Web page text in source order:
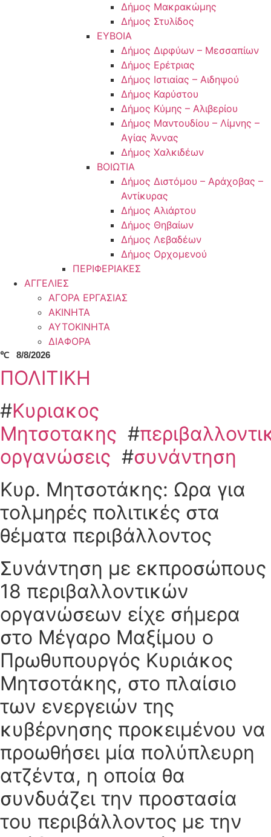
Δήμος Μακρακώμης
Δήμος Στυλίδος
ΕΥΒΟΙΑ
Δήμος Διρφύων – Μεσσαπίων
Δήμος Ερέτριας
Δήμος Ιστιαίας – Αιδηψού
Δήμος Καρύστου
Δήμος Κύμης – Αλιβερίου
Δήμος Μαντουδίου – Λίμνης –
Αγίας Άννας
Δήμος Χαλκιδέων
ΒΟΙΩΤΙΑ
Δήμος Διστόμου – Αράχοβας –
Αντίκυρας
Δήμος Αλιάρτου
Δήμος Θηβαίων
Δήμος Λεβαδέων
Δήμος Ορχομενού
ΠΕΡΙΦΕΡΙΑΚΕΣ
ΑΓΓΕΛΙΕΣ
ΑΓΟΡΑ ΕΡΓΑΣΙΑΣ
ΑΚΙΝΗΤΑ
ΑΥΤΟΚΙΝΗΤΑ
ΔΙΑΦΟΡΑ
℃ 8/8/2026
ΠΟΛΙΤΙΚΗ
#Κυριακος
Μητσοτακης #
οργανώσεις #συνάντηση
Κυρ. Μητσοτάκης: Ωρα για
τολμηρές πολιτικές στα
θέματα περιβάλλοντος
Συνάντηση με εκπροσώπους
18 περιβαλλοντικών
οργανώσεων είχε σήμερα
στο Μέγαρο Μαξίμου ο
Πρωθυπουργός Κυριάκος
Μητσοτάκης, στο πλαίσιο
των ενεργειών της
κυβέρνησης προκειμένου να
προωθήσει μία πολύπλευρη
ατζέντα, η οποία θα
συνδυάζει την προστασία
του περιβάλλοντος με την